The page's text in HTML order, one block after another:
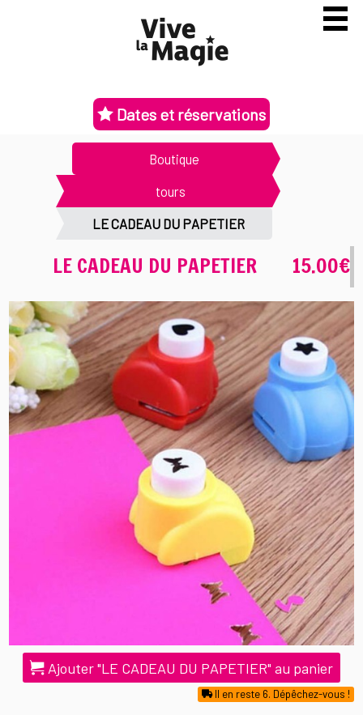
Dates et réservations
Boutique
tours
LE CADEAU DU PAPETIER
LE CADEAU DU PAPETIER 15.00€
Ajouter "LE CADEAU DU PAPETIER" au panier
Il en reste 6. Dépêchez-vous !